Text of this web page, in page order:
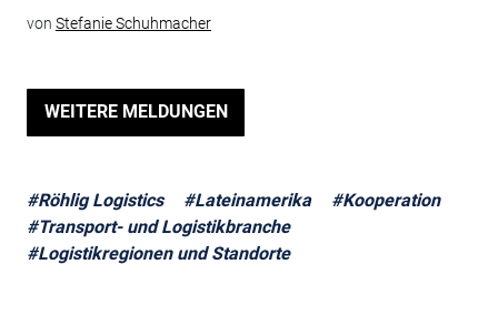
von Stefanie Schuhmacher
WEITERE MELDUNGEN
#Röhlig Logistics #Lateinamerika
#Kooperation
#Transport- und Logistikbranche
#Logistikregionen und Standorte